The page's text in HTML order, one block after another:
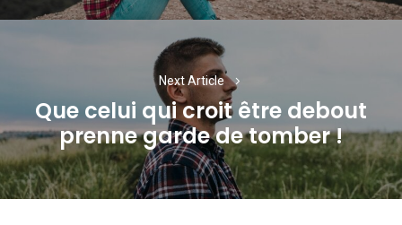
Next Article
Next
post:
Que celui qui croit être debout
prenne garde de tomber !